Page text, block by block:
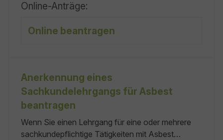
lassen. Im Anerkennungsverfahren werden Ihre
württembergischen Lehramtsausbildung
Online-Anträge:
Online beantragen
Anerkennung eines
Sachkundelehrgangs für Asbest
beantragen
Wenn Sie einen Lehrgang für eine oder mehrere
sachkundepflichtige Tätigkeiten mit Asbest